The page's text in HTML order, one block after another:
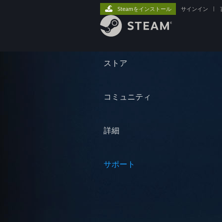
ストア
コミュニティ
詳細
サポート
Steamをインストール サインイン